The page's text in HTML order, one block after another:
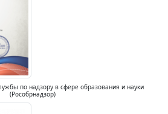
по надзору в сфере образования и науки
(Рособрнадзор)